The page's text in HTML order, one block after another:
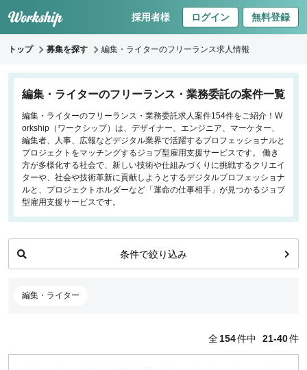
採用者様 ログイン 無料登録
トップ 募集を探す 編集・ライターのフリーランス求人情報
編集・ライターのフリーランス・業務委託の案件一覧
編集・ライターのフリーランス・業務委託求人案件154件をご紹介！W
orkship（ワークシップ）は、デザイナー、エンジニア、マーケター、
編集者、人事、広報などデジタル業界で活躍するプロフェッショナルと
プロジェクトをマッチングするジョブ型雇用支援サービスです。 働き
方が多様化する社会で、新しい技術や仕組みづくりに挑戦するクリエイ
ターや、社会や技術革新に貢献しようとするデジタルプロフェッショナ
ルと、プロジェクトホルダーなど「運命の仕事相手」が見つかるジョブ
型雇用支援サービスです。
条件で絞り込み
編集・ライター
キーワードで探す
職種
フロントエンドエンジニア
バックエンドエンジニア
インフラエンジニア
iOS/Androidアプリエンジニア
データサイエンティスト
プロジェクトマネージャー
プランナー・ディレクター
デザイナー
マーケティング
全154件中 21-40件